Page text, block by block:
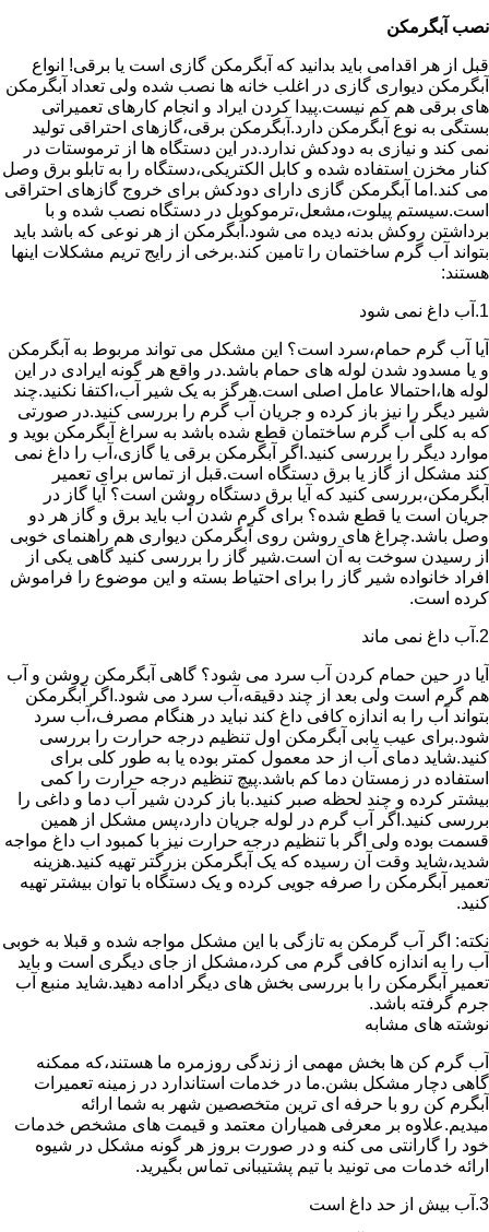
نصب آبگرمکن
قبل از هر اقدامی باید بدانید که آبگرمکن گازی است یا برقی! انواع
آبگرمکن دیواری گازی در اغلب خانه ها نصب شده ولی تعداد آبگرمکن
های برقی هم کم نیست.پیدا کردن ایراد و انجام کارهای تعمیراتی
بستگی به نوع آبگرمکن دارد.آبگرمکن برقی،گازهای احتراقی تولید
نمی کند و نیازی به دودکش ندارد.در این دستگاه ها از ترموستات در
کنار مخزن استفاده شده و کابل الکتریکی،دستگاه را به تابلو برق وصل
می کند.اما آبگرمکن گازی دارای دودکش برای خروج گازهای احتراقی
است.سیستم پیلوت،مشعل،ترموکوبل در دستگاه نصب شده و با
برداشتن روکش بدنه دیده می شود.آبگرمکن از هر نوعی که باشد باید
بتواند آب گرم ساختمان را تامین کند.برخی از رایج تریم مشکلات اینها
هستند:
1.آب داغ نمی شود
آیا آب گرم حمام،سرد است؟ این مشکل می تواند مربوط به آبگرمکن
و یا مسدود شدن لوله های حمام باشد.در واقع هر گونه ایرادی در این
لوله ها،احتمالا عامل اصلی است.هرگز به یک شیر آب،اکتفا نکنید.چند
شیر دیگر را نیز باز کرده و جریان آب گرم را بررسی کنید.در صورتی
که به کلی آب گرم ساختمان قطع شده باشد به سراغ آبگرمکن بوید و
موارد دیگر را بررسی کنید.اگر آبگرمکن برقی یا گازی،آب را داغ نمی
کند مشکل از گاز یا برق دستگاه است.قبل از تماس برای تعمیر
آبگرمکن،بررسی کنید که آیا برق دستگاه روشن است؟ آیا گاز در
جریان است یا قطع شده؟ برای گرم شدن آب باید برق و گاز هر دو
وصل باشد.چراغ های روشن روی آبگرمکن دیواری هم راهنمای خوبی
از رسیدن سوخت به آن است.شیر گاز را بررسی کنید گاهی یکی از
افراد خانواده شیر گاز را برای احتیاط بسته و این موضوع را فراموش
کرده است.
2.آب داغ نمی ماند
آیا در حین حمام کردن آب سرد می شود؟ گاهی آبگرمکن روشن و آب
هم گرم است ولی بعد از چند دقیقه،آب سرد می شود.اگر آبگرمکن
بتواند آب را به اندازه کافی داغ کند نباید در هنگام مصرف،آب سرد
شود.برای عیب یابی آبگرمکن اول تنظیم درجه حرارت را بررسی
کنید.شاید دمای آب از حد معمول کمتر بوده یا به طور کلی برای
استفاده در زمستان دما کم باشد.پیچ تنظیم درجه حرارت را کمی
بیشتر کرده و چند لحظه صبر کنید.با باز کردن شیر آب دما و داغی را
بررسی کنید.اگر آب گرم در لوله جریان دارد،پس مشکل از همین
قسمت بوده ولی اگر با تنظیم درجه حرارت نیز با کمبود اب داغ مواجه
شدید،شاید وقت آن رسیده که یک آبگرمکن بزرگتر تهیه کنید.هزینه
تعمیر آبگرمکن را صرفه جویی کرده و یک دستگاه با توان بیشتر تهیه
کنید.
نکته: اگر آب گرمکن به تازگی با این مشکل مواجه شده و قبلا به خوبی
آب را به اندازه کافی گرم می کرد،مشکل از جای دیگری است و باید
تعمیر آبگرمکن را با بررسی بخش های دیگر ادامه دهید.شاید منبع آب
جرم گرفته باشد.
نوشته های مشابه
آب گرم کن ها بخش مهمی از زندگی روزمره ما هستند،که ممکنه
گاهی دچار مشکل بشن.ما در خدمات استاندارد در زمینه تعمیرات
آبگرم کن رو با حرفه ای ترین متخصصین شهر به شما ارائه
میدیم.علاوه بر معرفی همیاران معتمد و قیمت های مشخص خدمات
خود را گارانتی می کنه و در صورت بروز هر گونه مشکل در شیوه
ارائه خدمات می تونید با تیم پشتیبانی تماس بگیرید.
3.آب بیش از حد داغ است